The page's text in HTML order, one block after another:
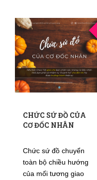
CHỨC SỨ ĐỒ CỦA
CƠ ĐỐC NHÂN
Chức sứ đồ chuyển
toàn bộ chiều hướng
của mối tương giao